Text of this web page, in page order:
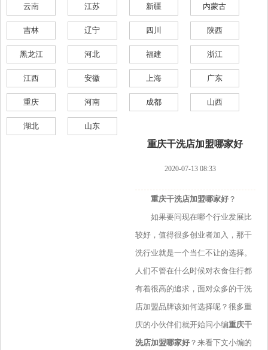
云南 江苏 新疆 内蒙古
吉林 辽宁 四川 陕西
黑龙江 河北 福建 浙江
江西 安徽 上海 广东
重庆 河南 成都 山西
湖北 山东
重庆干洗店加盟哪家好
2020-07-13 08:33
重庆干洗店加盟哪家好？
如果要问现在哪个行业发展比
较好，值得很多创业者加入，那干
洗行业就是一个当仁不让的选择。
人们不管在什么时候对衣食住行都
有着很高的追求，面对众多的干洗
店加盟品牌该如何选择呢？很多重
庆的小伙伴们就开始问小编重庆干
洗店加盟哪家好？ 来看下文小编的